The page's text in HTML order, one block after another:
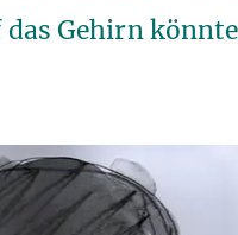
Gehirn